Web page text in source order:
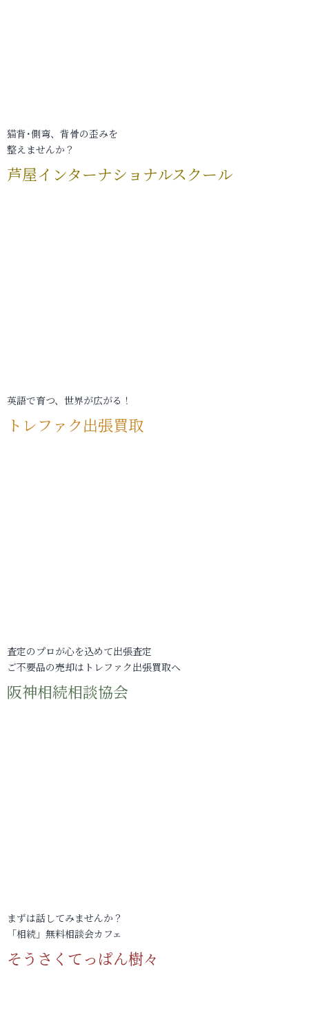
猫背･側弯、背骨の歪みを
整えませんか？
芦屋インターナショナルスクール
英語で育つ、世界が広がる！
トレファク出張買取
査定のプロが心を込めて出張査定
ご不要品の売却はトレファク出張買取へ
阪神相続相談協会
まずは話してみませんか？
「相続」無料相談会カフェ
そうさくてっぱん樹々